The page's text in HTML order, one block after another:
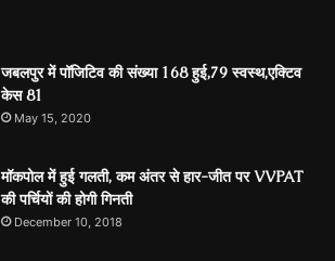
जबलपुर में पॉजिटिव की संख्या 168 हुई,79 स्वस्थ,एक्टिव
केस 81
May 15, 2020
मॉकपोल में हुई गलती, कम अंतर से हार-जीत पर VVPAT
की पर्चियों की होगी गिनती
December 10, 2018